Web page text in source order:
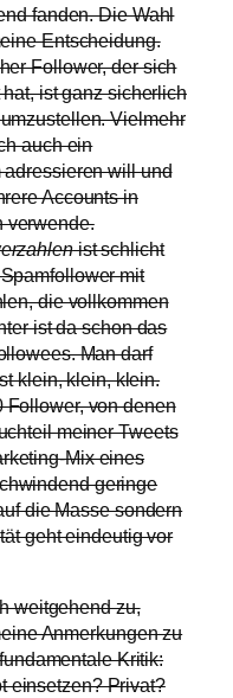
fanden. Die Wahl
Entscheidung.
Follower, der sich
ist ganz sicherlich
Vielmehr
auch ein
will und
Accounts in
verwende.
ist schlicht
mit
die vollkommen
ist da schon das
Man darf
klein, klein, klein.
Follower, von denen
meiner Tweets
Mix eines
geringe
die Masse sondern
geht eindeutig vor
weitgehend zu,
Anmerkungen zu
Kritik:
einsetzen? Privat?